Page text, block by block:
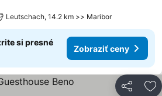
Leutschach, 14.2 km >> Maribor
si presné
Zobraziť ceny
Zdieľať